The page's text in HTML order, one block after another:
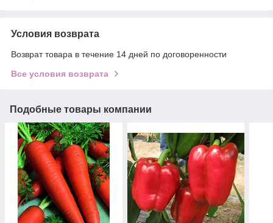
Условия возврата
Возврат товара в течение 14 дней по договоренности
Все условия возврата
Подобные товары компании